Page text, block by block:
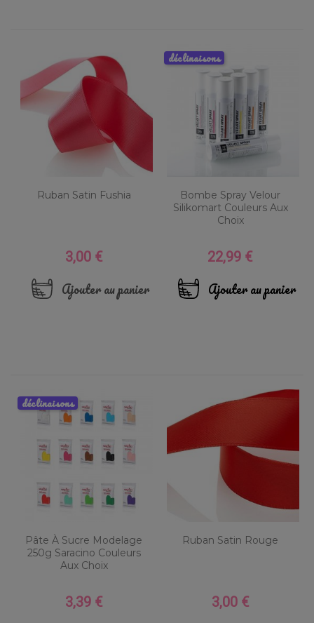
Ruban Satin Fushia
Prix
3,00 €
Ajouter au panier
Bombe Spray Velour
Silikomart Couleurs Aux
Choix
Prix
22,99 €
Ajouter au panier
déclinaisons
Pâte À Sucre Modelage
250g Saracino Couleurs
Aux Choix
Prix
3,39 €
déclinaisons
Ruban Satin Rouge
Prix
3,00 €